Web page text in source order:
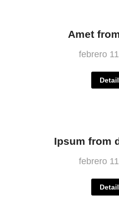
Amet
febrero
Ipsum from
febrero